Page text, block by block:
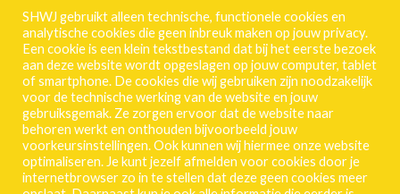
SHWJ.
Breestraat 55 | 2311 CJ | Leiden
071 513 46 18
Privacy-Verklaring
Frequente vragen
SHWJ gebruikt alleen technische, functionele cookies en
analytische cookies die geen inbreuk maken op jouw privacy.
Een cookie is een klein tekstbestand dat bij het eerste bezoek
aan deze website wordt opgeslagen op jouw computer, tablet
of smartphone. De cookies die wij gebruiken zijn noodzakelijk
voor de technische werking van de website en jouw
gebruiksgemak. Ze zorgen ervoor dat de website naar
behoren werkt en onthouden bijvoorbeeld jouw
voorkeursinstellingen. Ook kunnen wij hiermee onze website
optimaliseren. Je kunt jezelf afmelden voor cookies door je
internetbrowser zo in te stellen dat deze geen cookies meer